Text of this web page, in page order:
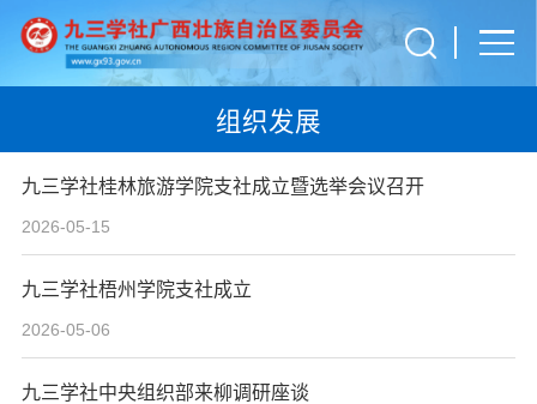
组织发展
九三学社桂林旅游学院支社成立暨选举会议召开
2026-05-15
九三学社梧州学院支社成立
2026-05-06
九三学社中央组织部来柳调研座谈